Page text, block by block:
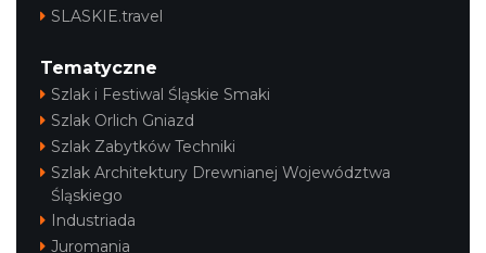
SLASKIE.travel
Tematyczne
Szlak i Festiwal Śląskie Smaki
Szlak Orlich Gniazd
Szlak Zabytków Techniki
Szlak Architektury Drewnianej Województwa
Śląskiego
Industriada
Juromania